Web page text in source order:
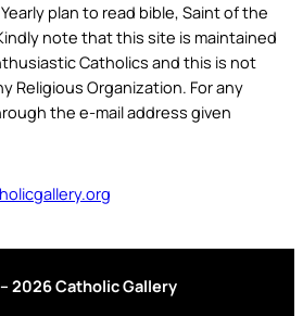
plan to read bible, Saint of the
note that this site is maintained
Catholics and this is not
Religious Organization. For any
the e-mail address given
2026 Catholic Gallery